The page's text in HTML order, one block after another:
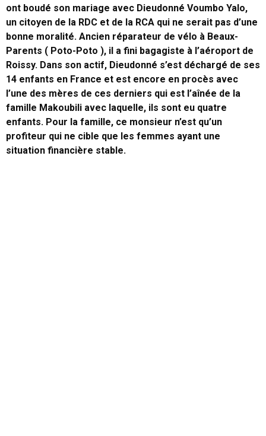
ont boudé son mariage avec Dieudonné Voumbo Yalo,
un citoyen de la RDC et de la RCA qui ne serait pas d’une
bonne moralité. Ancien réparateur de vélo à Beaux-
Parents ( Poto-Poto ), il a fini bagagiste à l’aéroport de
Roissy. Dans son actif, Dieudonné s’est déchargé de ses
14 enfants en France et est encore en procès avec
l’une des mères de ces derniers qui est l’aînée de la
famille Makoubili avec laquelle, ils sont eu quatre
enfants. Pour la famille, ce monsieur n’est qu’un
profiteur qui ne cible que les femmes ayant une
situation financière stable.